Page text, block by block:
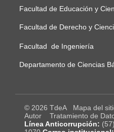
Facultad de Educación y
Facultad de Derecho y
Facultad de Ingeniería
Departamento de Ciencias
© 2026 TdeA Mapa del
Autor
Tratamiento de
Línea Anticorrupción: